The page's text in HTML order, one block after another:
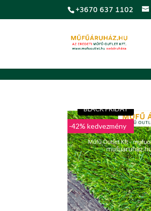
+3670 637 1102
BLACK FRIDAY
-42% kedvezmény